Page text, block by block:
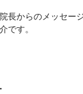
院長からのメッセー
介です。